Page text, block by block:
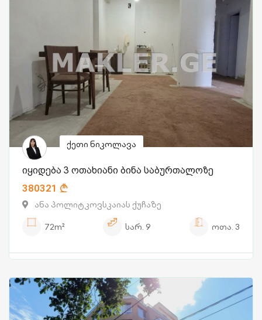
ქეთი ნიკოლავა
იყიდება 3 ოთახიანი ბინა საბურთალოზე
380321
ანა პოლიტკოვსკაიას ქუჩაზე
72m²
სარ. 9 ოთა. 3